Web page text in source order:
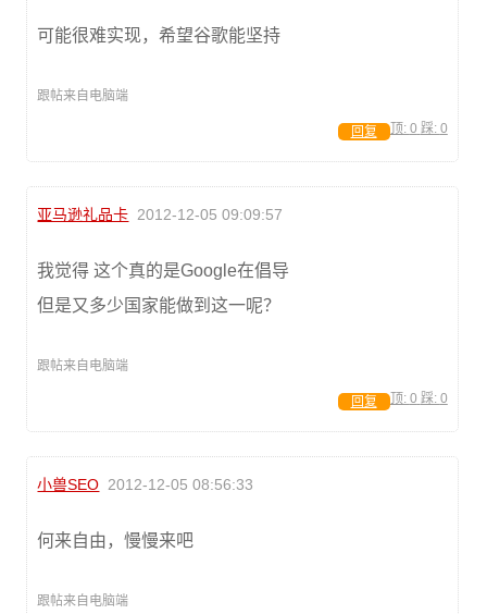
可能很难实现，希望谷歌能坚持
跟帖来自电脑端
顶: 0 踩: 0
回复
亚马逊礼品卡 2012-12-05 09:09:57
我觉得 这个真的是Google在倡导
但是又多少国家能做到这一呢？
跟帖来自电脑端
顶: 0 踩: 0
回复
小兽SEO 2012-12-05 08:56:33
何来自由，慢慢来吧
跟帖来自电脑端